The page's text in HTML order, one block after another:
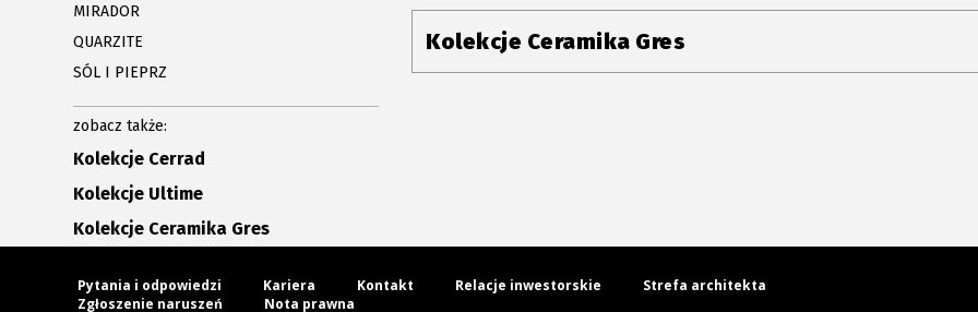
MIRADOR
QUARZITE
SÓL I PIEPRZ
zobacz także:
Kolekcje Cerrad
Kolekcje Ultime
Kolekcje Ceramika Gres
Kolekcje Ceramika Gres
Pytania i odpowiedzi Kariera Kontakt Relacje inwestorskie
Strefa architekta
Zgłoszenie naruszeń
Nota prawna